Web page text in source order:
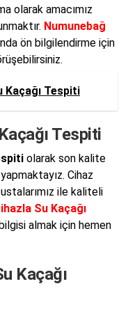
olarak amacımız
Numunebağ
ön bilgilendirme için
Kaçağı Tespiti
Tespiti
olarak son kalite
Cihaz
ile kaliteli
Su Kaçağı
almak için hemen
Kaçağı